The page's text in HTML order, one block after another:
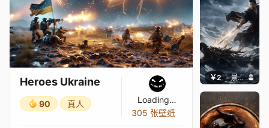
Heroes Ukraine
90 真人
Loading…
305 张壁纸
￥2 景毅6688